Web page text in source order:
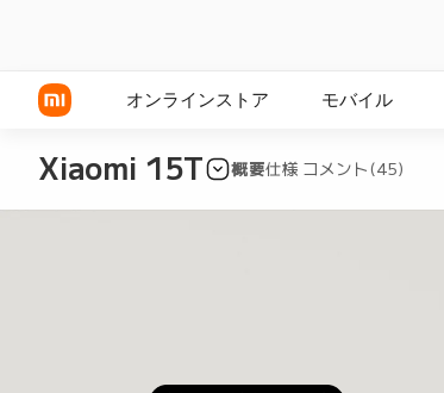
オンラインストア モバイル
Xiaomi 15T 概要仕様 コメント(45)